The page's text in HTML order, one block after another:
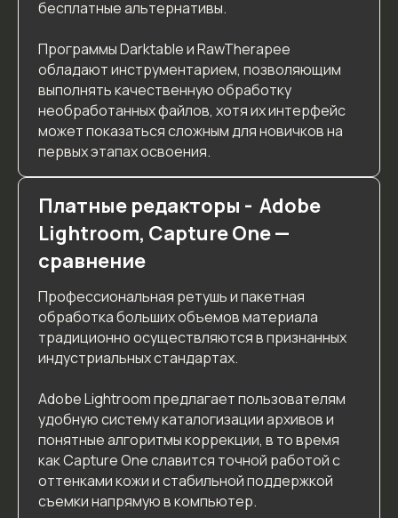
бесплатные альтернативы.
Программы Darktable и RawTherapee
обладают инструментарием, позволяющим
выполнять качественную обработку
необработанных файлов, хотя их интерфейс
может показаться сложным для новичков на
первых этапах освоения.
Платные редакторы - Adobe
Lightroom, Capture One —
сравнение
Профессиональная ретушь и пакетная
обработка больших объемов материала
традиционно осуществляются в признанных
индустриальных стандартах.
Adobe Lightroom предлагает пользователям
удобную систему каталогизации архивов и
понятные алгоритмы коррекции, в то время
как Capture One славится точной работой с
оттенками кожи и стабильной поддержкой
съемки напрямую в компьютер.
Соцсети
E-mail
info@belonozhkina.com
Остались вопросы? Заполните форму ниже,
и мы с удовольствием проконсультируем вас
+7 926 255-04-21
Я соглашаюсь сполитикой конфиденциальностисайта
Я ознакомлен ссогласием на обработку персональных данных
Я ознакомлен ссогласием на информационно-рекламную рассылку